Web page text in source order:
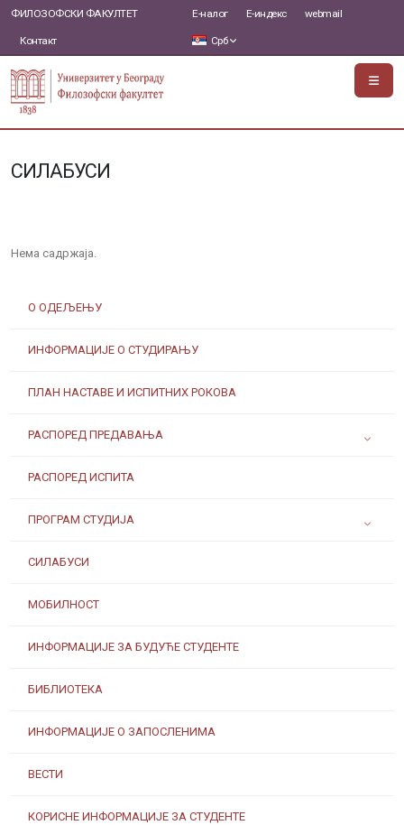
ФИЛОЗОФСКИ ФАКУЛТЕТ
Контакт
Е-налог Е-индекс webmail
Срб
СИЛАБУСИ
О ОДЕЉЕЊУ
ИНФОРМАЦИЈЕ О СТУДИРАЊУ
ПЛАН НАСТАВЕ И ИСПИТНИХ РОКОВА
РАСПОРЕД ПРЕДАВАЊА
РАСПОРЕД ИСПИТА
ПРОГРАМ СТУДИЈА
СИЛАБУСИ
МОБИЛНОСТ
ИНФОРМАЦИЈЕ ЗА БУДУЋЕ СТУДЕНТЕ
БИБЛИОТЕКА
ИНФОРМАЦИЈЕ О ЗАПОСЛЕНИМА
ВЕСТИ
КОРИСНЕ ИНФОРМАЦИЈЕ ЗА СТУДЕНТЕ
Нема садржаја.